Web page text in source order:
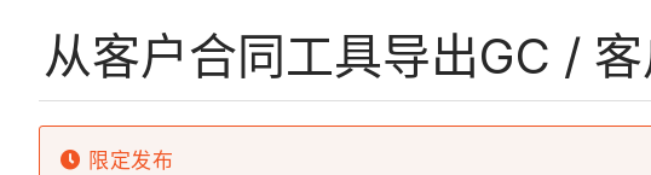
从客户合同工具导出GC /
限定发布